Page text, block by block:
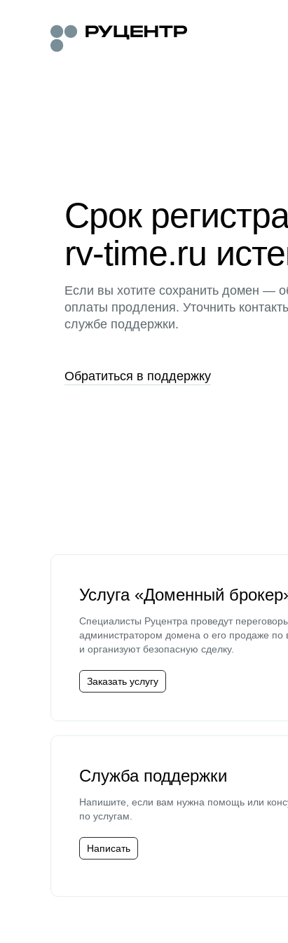
Срок
rv-time.ru
Если вы хотите сохранить домен —
оплаты продления. Уточнить
службе поддержки.
Обратиться в поддержку
Услуга «Доменный
Специалисты Руцентра проведут
администратором домена о его продаже по
и организуют безопасную сделку.
Заказать услугу
Служба поддержки
Напишите, если вам нужна помощь или
по услугам.
Написать